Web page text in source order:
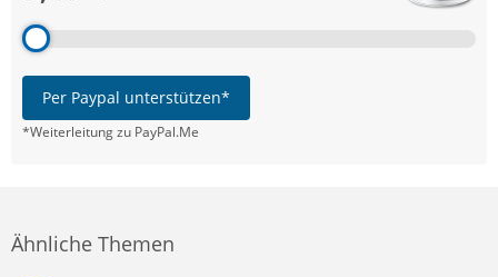
Per Paypal unterstützen*
*Weiterleitung zu PayPal.Me
Ähnliche Themen